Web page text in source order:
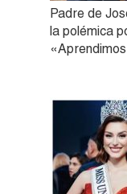
Padre de
la polémica